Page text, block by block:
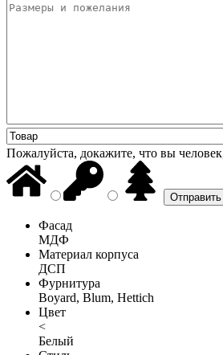
Пожалуйста, докажите, что вы
Фасад
МДФ
Материал корпуса
ДСП
Фурнитура
Boyard, Blum, Hettich
Цвет
<
Белый